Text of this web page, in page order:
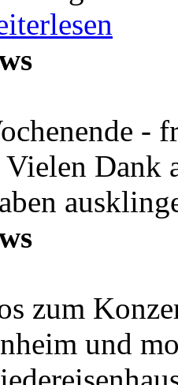
-
Vielen Dank
zum
und